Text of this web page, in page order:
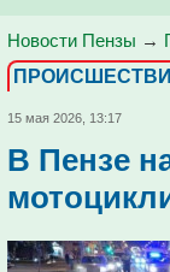
Новости Пензы →
15 мая 2026, 13:17
В Пензе